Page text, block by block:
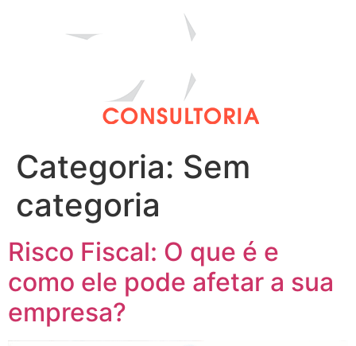
Categoria: Sem
categoria
Risco Fiscal: O que é e
como ele pode afetar a sua
empresa?